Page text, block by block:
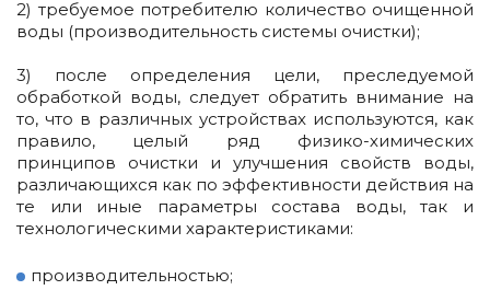
2) требуемое потребителю количество очищенной
воды (производительность системы очистки);
3) после определения цели, преследуемой
обработкой воды, следует обратить внимание на
то, что в различных устройствах используются, как
правило, целый ряд физико-химических
принципов очистки и улучшения свойств воды,
различающихся как по эффективности действия на
те или иные параметры состава воды, так и
технологическими характеристиками:
производительностью;